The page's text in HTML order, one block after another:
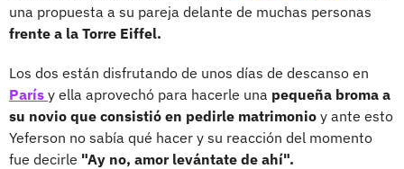
una propuesta a su pareja delante de muchas personas
frente a la Torre Eiffel.
Los dos están disfrutando de unos días de descanso en
París y ella aprovechó para hacerle una pequeña broma a
su novio que consistió en pedirle matrimonio y ante esto
Yeferson no sabía qué hacer y su reacción del momento
fue decirle "Ay no, amor levántate de ahí".